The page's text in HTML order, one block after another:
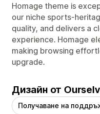
Homage theme is
our niche
quality, and delivers a
experience. Homage
making browsing
upgrade.
Дизайн от
Получаване на